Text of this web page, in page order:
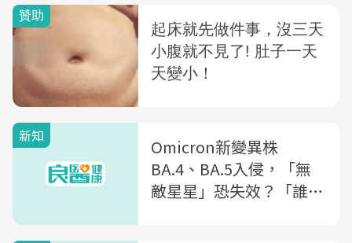
新知
Omicron新變異株
BA.4、BA.5入侵，「無
敵星星」恐失效？「誰」